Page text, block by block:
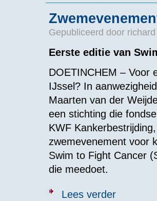
Gepubliceerd door
Eerste editie van
DOETINCHEM – Voor
IJssel? In
Maarten van der
een stichting die
KWF
zwemevenement voor
Swim to Fight Cancer
die meedoet.
Lees verderover